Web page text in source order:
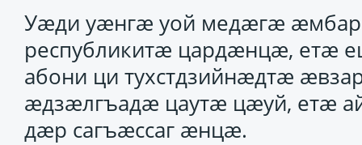
Уӕди уӕнгӕ уой медӕгӕ
республикитӕ цардӕнцӕ, етӕ
абони ци тухстдзийнӕдтӕ
ӕдзӕлгъадӕ цаутӕ цӕуй, етӕ
дӕр сагъӕссаг ӕнцӕ.